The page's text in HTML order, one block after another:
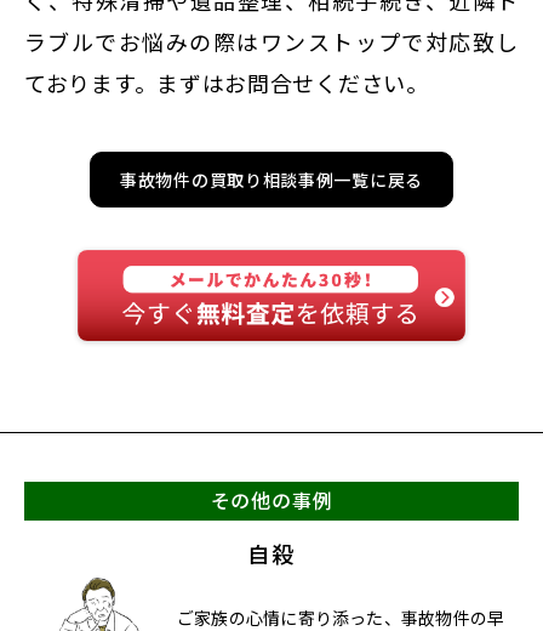
ラブルでお悩みの際はワンストップで対応致し
ております。まずはお問合せください。
事故物件の買取り相談事例一覧に戻る
その他の事例
自殺
ご家族の心情に寄り添った、事故物件の早